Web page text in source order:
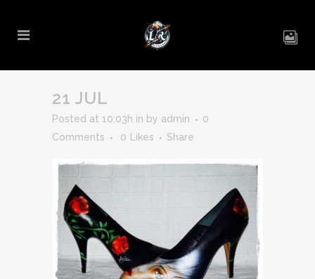
21 JUL
Posted at 10:03h in by admin
0
Comments
0 Likes Share